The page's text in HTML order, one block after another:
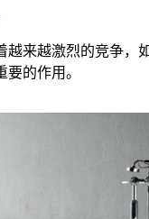
越来越激烈的竞争
的作用。